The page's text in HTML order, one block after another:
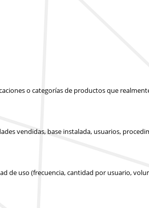
o categorías de productos que
vendidas, base instalada, usuarios,
de uso (frecuencia, cantidad por usuario,